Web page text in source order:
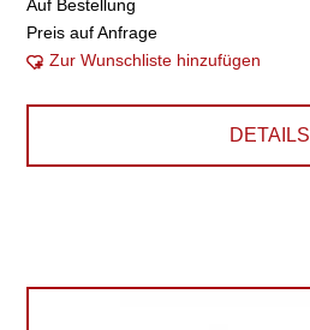
Auf Bestellung
Preis auf Anfrage
Zur Wunschliste hinzufügen
DETAILS